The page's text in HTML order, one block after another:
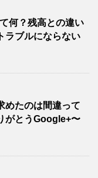
何？残高との違い
ラブルにならない
めたのは間違って
がとうGoogle+〜